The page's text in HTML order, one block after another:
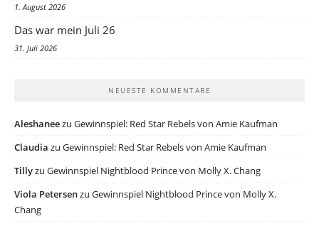
1. August 2026
Das war mein Juli 26
31. Juli 2026
NEUESTE KOMMENTARE
Aleshaneezu Gewinnspiel: Red Star Rebels von Amie Kaufman
Claudia zu Gewinnspiel: Red Star Rebels von Amie Kaufman
Tillyzu Gewinnspiel Nightblood Prince von Molly X. Chang
Viola Petersenzu Gewinnspiel Nightblood Prince von Molly X.
Chang